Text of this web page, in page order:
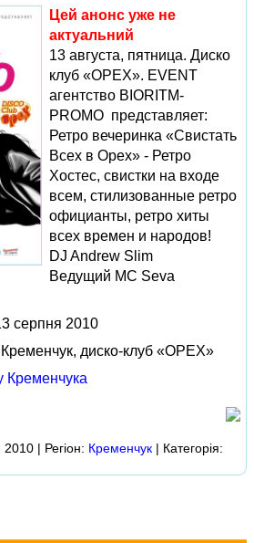
Цей анонс уже не
актуальний
13 августа, пятница. Диско
клуб «ОРЕХ». EVENT
агентство BIORITM-
PROMO представляет:
Ретро вечеринка «Свистать
Всех в Орех» - Ретро
Хостес, свистки на входе
всем, стилизованные ретро
официанты, ретро хиты
всех времен и народов!
DJ Andrew Slim
Ведущий MC Seva
серпня 2010
Кременчук, диско-клуб «ОРЕХ»
Кременчука
| Регіон: Кременчук | Категорія: